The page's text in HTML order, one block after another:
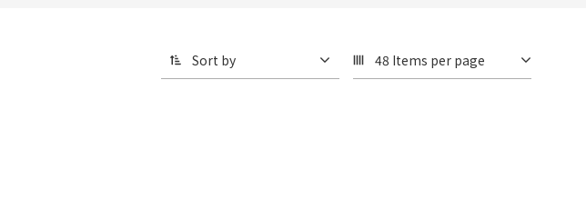
Sort by 48 Items per page